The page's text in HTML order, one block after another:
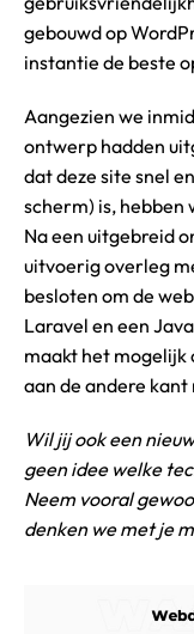
gebouwd op
instantie de beste
Aangezien we
ontwerp hadden
dat deze site snel
scherm) is, hebben
Na een uitgebreid
uitvoerig overleg
besloten om de
Laravel en een
maakt het
aan de andere
Wil jij ook een
geen idee welke
Neem vooral
denken we met je